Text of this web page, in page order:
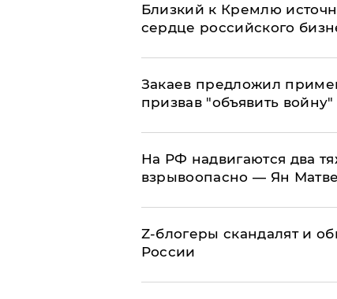
Близкий к Кремлю
сердце российского
Закаев предложил
призвав "объявить
На РФ надвигаются два
взрывоопасно — Ян
Z-блогеры скандалят и
России